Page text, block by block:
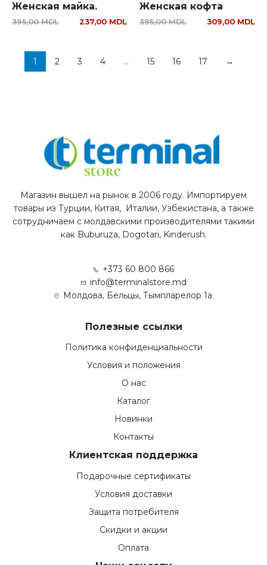
Женская майка.
395,00MDL 237,00 MDL
Женская кофта
395,00MDL 309,00 MDL
1 2 3 4 … 15 16 17 →
Магазин вышел на рынок в 2006 году. Импортируем
товары из Турции, Китая, Италии, Узбекистана, а также
сотрудничаем с молдавскими производителями такими
как Buburuza, Dogotari, Kinderush.
+373 60 800 866
info@terminalstore.md
Молдова, Бельцы, Тымпларелор 1а.
Полезные ссылки
Политика конфиденциальности
Условия и положения
О нас
Каталог
Новинки
Контакты
Клиентская поддержка
Подарочные сертификаты
Условия доставки
Защита потребителя
Скидки и акции
Оплата